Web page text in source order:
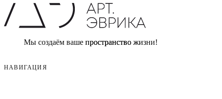
Мы создаём ваше пространство жизни!
НАВИГАЦИЯ